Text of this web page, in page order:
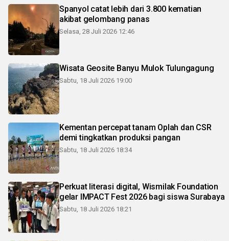
Spanyol catat lebih dari 3.800 kematian
akibat gelombang panas
Selasa, 28 Juli 2026 12:46
Wisata Geosite Banyu Mulok Tulungagung
Sabtu, 18 Juli 2026 19:00
Kementan percepat tanam Oplah dan CSR
demi tingkatkan produksi pangan
Sabtu, 18 Juli 2026 18:34
Perkuat literasi digital, Wismilak Foundation
gelar IMPACT Fest 2026 bagi siswa Surabaya
Sabtu, 18 Juli 2026 18:21